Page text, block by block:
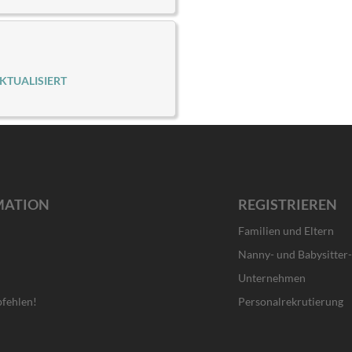
REGISTRIEREN
Familien und Eltern
Nanny- und
Unternehmen
Personalrekrutierung